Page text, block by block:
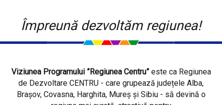
Împreună dezvoltăm regiunea!
Viziunea Programului ”Regiunea Centru”este ca Regiunea
de Dezvoltare CENTRU - care grupează județele Alba,
Brașov, Covasna, Harghita, Mureș și Sibiu - să devină o